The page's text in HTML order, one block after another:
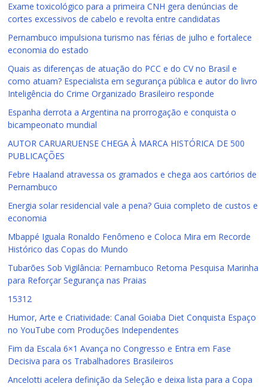
Exame toxicológico para a primeira CNH gera denúncias de
cortes excessivos de cabelo e revolta entre candidatas
Pernambuco impulsiona turismo nas férias de julho e fortalece
economia do estado
Quais as diferenças de atuação do PCC e do CV no Brasil e
como atuam? Especialista em segurança pública e autor do livro
Inteligência do Crime Organizado Brasileiro responde
Espanha derrota a Argentina na prorrogação e conquista o
bicampeonato mundial
AUTOR CARUARUENSE CHEGA À MARCA HISTÓRICA DE 500
PUBLICAÇÕES
Febre Haaland atravessa os gramados e chega aos cartórios de
Pernambuco
Energia solar residencial vale a pena? Guia completo de custos e
economia
Mbappé Iguala Ronaldo Fenômeno e Coloca Mira em Recorde
Histórico das Copas do Mundo
Tubarões Sob Vigilância: Pernambuco Retoma Pesquisa Marinha
para Reforçar Segurança nas Praias
15312
Humor, Arte e Criatividade: Canal Goiaba Diet Conquista Espaço
no YouTube com Produções Independentes
Fim da Escala 6×1 Avança no Congresso e Entra em Fase
Decisiva para os Trabalhadores Brasileiros
Ancelotti acelera definição da Seleção e deixa lista para a Copa